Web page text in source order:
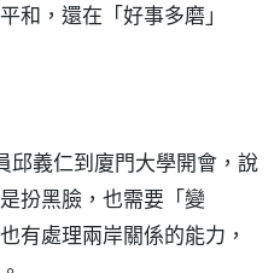
和，還在「好事多磨」
邱義仁到廈門大學開會，說
扮黑臉，也需要「變
有處理兩岸關係的能力，